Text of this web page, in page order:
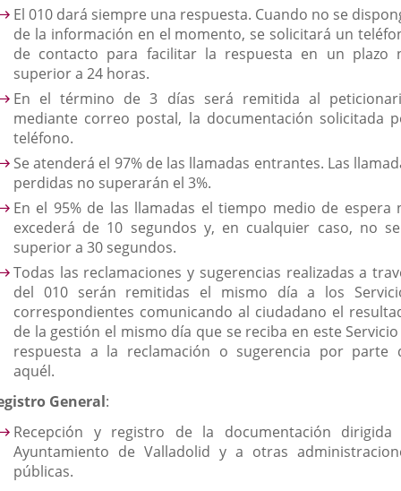
El 010 dará siempre una respuesta. Cuando no se
de la información en el momento, se solicitará un
de contacto para facilitar la respuesta en un plazo
superior a 24 horas.
En el término de 3 días será remitida al
mediante correo postal, la documentación solicitada
teléfono.
Se atenderá el 97% de las llamadas entrantes. Las
perdidas no superarán el 3%.
En el 95% de las llamadas el tiempo medio de espera
excederá de 10 segundos y, en cualquier caso, no
superior a 30 segundos.
Todas las reclamaciones y sugerencias realizadas a
del 010 serán remitidas el mismo día a los
correspondientes comunicando al ciudadano el
de la gestión el mismo día que se reciba en este
respuesta a la reclamación o sugerencia por parte
aquél.
General:
Recepción y registro de la documentación dirigida
Ayuntamiento de Valladolid y a otras
públicas.